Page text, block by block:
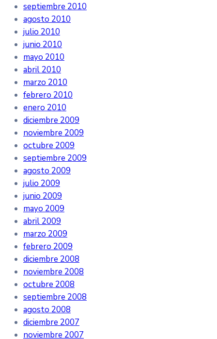
septiembre 2010
agosto 2010
julio 2010
junio 2010
mayo 2010
abril 2010
marzo 2010
febrero 2010
enero 2010
diciembre 2009
noviembre 2009
octubre 2009
septiembre 2009
agosto 2009
julio 2009
junio 2009
mayo 2009
abril 2009
marzo 2009
febrero 2009
diciembre 2008
noviembre 2008
octubre 2008
septiembre 2008
agosto 2008
diciembre 2007
noviembre 2007